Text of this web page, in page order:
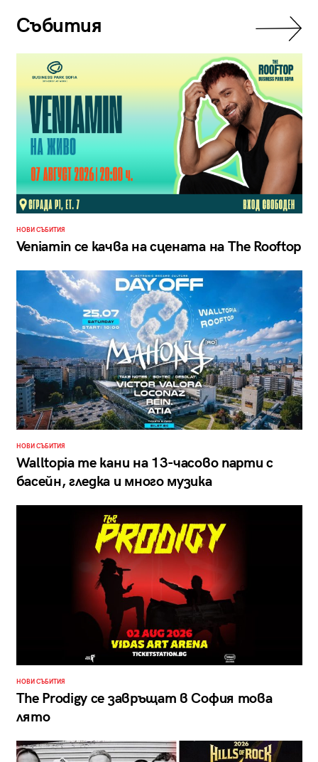
Събития
НОВИ СЪБИТИЯ
Veniamin се качва на сцената на The Rooftop
НОВИ СЪБИТИЯ
Walltopia те кани на 13-часово парти с
басейн, гледка и много музика
НОВИ СЪБИТИЯ
The Prodigy се завръщат в София това
лято